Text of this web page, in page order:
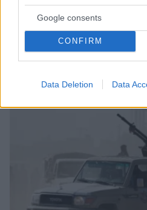
Google consents
CONFIRM
Data Deletion Data